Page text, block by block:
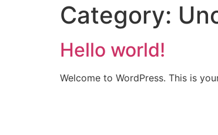
Category:
Hello world!
Welcome to WordPress. This is